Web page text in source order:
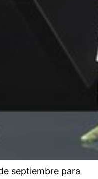
septiembre para